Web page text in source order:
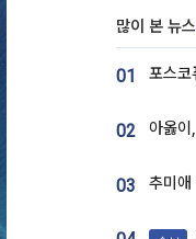
많이 본 뉴스
01
02
03